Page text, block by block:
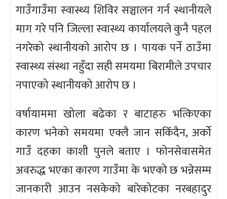
गाउँगाउँमा स्वास्थ्य शिविर सञ्चालन गर्न स्थानीयले
माग गरे पनि जिल्ला स्वास्थ्य कार्यालयले कुनै पहल
नगरेको स्थानीयको आरोप छ । पायक पर्ने ठाउँमा
स्वास्थ्य संस्था नहुँदा सही समयमा बिरामीले उपचार
नपाएको स्थानीयको आरोप छ ।
वर्षायाममा खोला बढेका र बाटाहरु भत्किएका
कारण भनेको समयमा एक्लै जान सकिँदैन, अर्को
गाउँ दहका काशी पुनले बताए । फोनसेवासमेत
अवरुद्ध भएका कारण गाउँमा के भएको छ भन्नेसम्म
जानकारी आउन नसकेको बारेकोटका नरबहादुर